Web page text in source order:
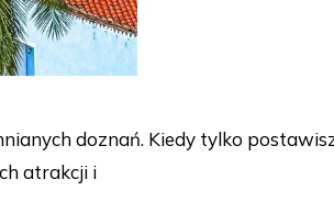
doznań. Kiedy tylko
atrakcji i